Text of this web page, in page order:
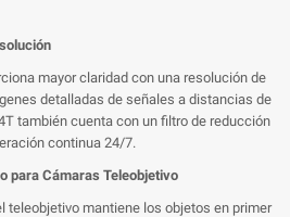
mayor claridad con una resolución de
detalladas de señales a distancias de
también cuenta con un filtro de reducción
continua 24/7.
para Cámaras Teleobjetivo
teleobjetivo mantiene los objetos en primer